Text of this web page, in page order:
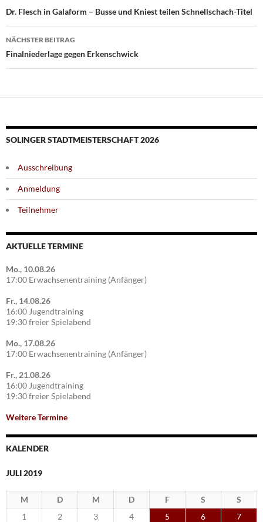
Dr. Flesch in Galaform – Busse und Kniest teilen Schnellschach-Titel
NÄCHSTER BEITRAG
Finalniederlage gegen Erkenschwick
SOLINGER STADTMEISTERSCHAFT 2026
Ausschreibung
Anmeldung
Teilnehmer
AKTUELLE TERMINE
Mo., 10.08.26
17:00 Erwachsenentraining (Anfänger)
Fr., 14.08.26
16:00 Jugendtraining
19:30 freier Spielabend
Mo., 17.08.26
17:00 Erwachsenentraining (Anfänger)
Fr., 21.08.26
16:00 Jugendtraining
19:30 freier Spielabend
Weitere Termine
KALENDER
JULI 2019
M D M D F S
S
1
2 3 4 5 6
7